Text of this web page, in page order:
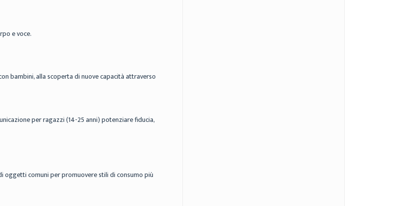
e voce.
bambini, alla scoperta di nuove capacità attraverso
per ragazzi (14-25 anni) potenziare fiducia,
oggetti comuni per promuovere stili di consumo più